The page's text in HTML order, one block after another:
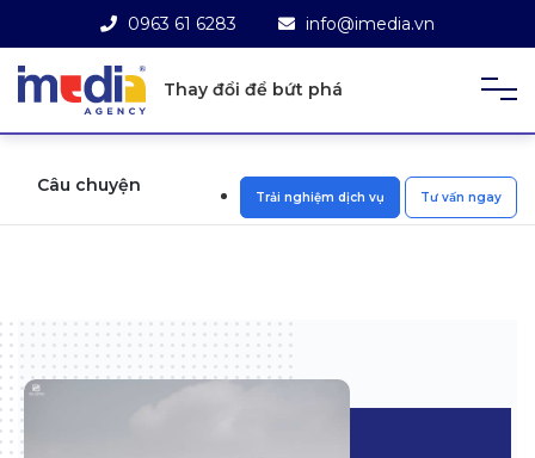
0963 61 6283 info@imedia.vn
Thay đổi để bứt phá
Câu chuyện
Trải nghiệm dịch vụ Tư vấn ngay